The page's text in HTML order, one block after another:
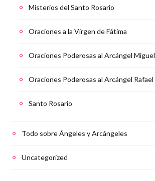
Misterios del Santo Rosario
Oraciones a la Virgen de Fátima
Oraciones Poderosas al Arcángel Miguel
Oraciones Poderosas al Arcángel Rafael
Santo Rosario
Todo sobre Ángeles y Arcángeles
Uncategorized